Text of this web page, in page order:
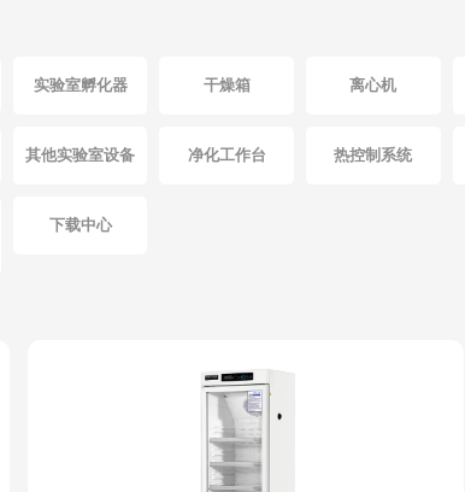
实验室孵化器 干燥箱 离心机
其他实验室设备 净化工作台 热控制系统
下载中心